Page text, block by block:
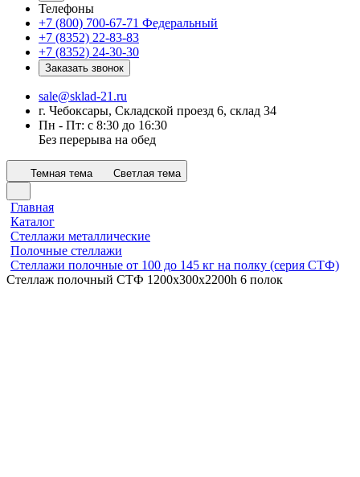
Телефоны
+7 (800) 700-67-71 Федеральный
+7 (8352) 22-83-83
+7 (8352) 24-30-30
Заказать звонок
sale@sklad-21.ru
г. Чебоксары, Складской проезд 6, склад 34
Пн - Пт: с 8:30 до 16:30
Без перерыва на обед
Темная тема Светлая тема
Главная
Каталог
Стеллажи металлические
Полочные стеллажи
Стеллажи полочные от 100 до 145 кг на полку (серия СТФ)
Стеллаж полочный СТФ 1200х300x2200h 6 полок